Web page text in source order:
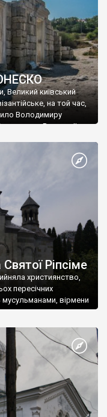
Великий київський
на той час,
Володимиру
Василю ІІ, та
християнином.
Таврійського
Ріпсіме
християнство,
пересічних
мусульманами, вірмени